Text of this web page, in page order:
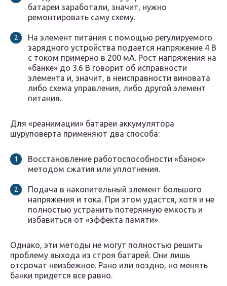
батареи заработали, значит, нужно
ремонтировать саму схему.
На элемент питания с помощью регулируемого
зарядного устройства подается напряжение 4 В
с током примерно в 200 мА. Рост напряжения на
«банке» до 3.6 В говорит об исправности
элемента и, значит, в неисправности виновата
либо схема управления, либо другой элемент
питания.
Для «реанимации» батареи аккумулятора
шуруповерта применяют два способа:
Восстановление работоспособности «банок»
методом сжатия или уплотнения.
Подача в накопительный элемент большого
напряжения и тока. При этом удастся, хотя и не
полностью устранить потерянную емкость и
избавиться от «эффекта памяти».
Однако, эти методы не могут полностью решить
проблему выхода из строя батарей. Они лишь
отсрочат неизбежное. Рано или поздно, но менять
банки придется все равно.